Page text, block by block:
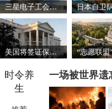
三星电子工会暂缓罢工 韩国股市强劲反弹
美国将签证保证金国家名单扩大至38国
时令养
生
一场被世界遗